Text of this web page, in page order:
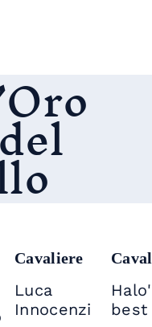
Cavaliere
Luca
Innocenzi
best